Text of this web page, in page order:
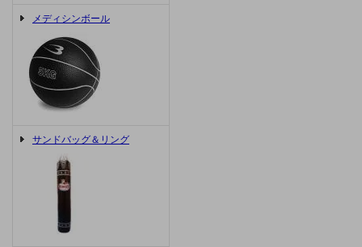
メディシンボール
サンドバッグ＆リング